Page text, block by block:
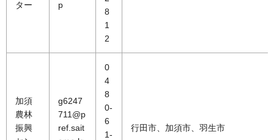
ター p
8
1
2
加須
農林
振興
g6247
711@p
ref.sait
0
4
8
0-
6
1-
行田市、加須市、羽生市